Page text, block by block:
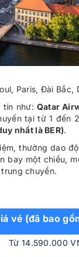
Paris, Đài Bắc,
tín như: Qatar
tại từ 1 đến
nhất là BER).
thường dao
bay một chiều,
chuyển.
vé (đã bao
Từ 14.590.000